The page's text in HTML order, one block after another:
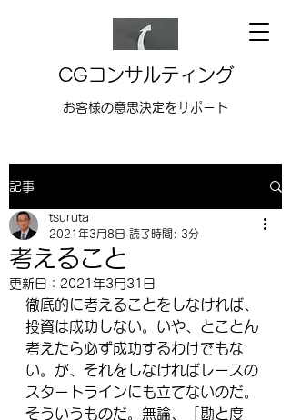
CGコンサルティング
お客様の意思決定をサポート
記事
考えること
tsuruta
2021年3月8日 読了時間: 3分
更新日： 2021年3月31日
徹底的に考えることをしなければ、
投資は成功しない。いや、とことん
考えたら必ず成功するわけでもな
い。が、それをしなければレースの
スタートラインにも立てないのだ。
そういうものだ。無論、「勘と度